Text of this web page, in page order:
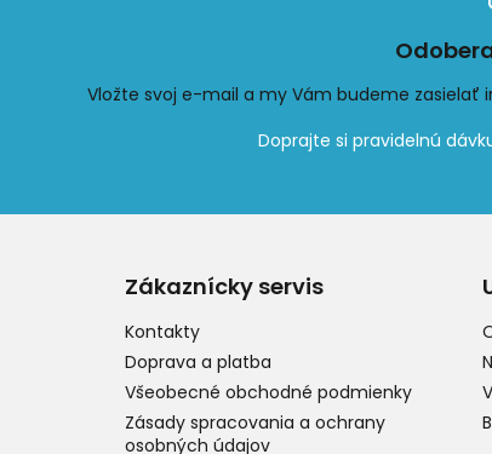
Vložte svoj e-mail a my Vám budeme
Zákaznícky servis
Kontakty
Doprava a platba
Všeobecné obchodné podmienky
Zásady spracovania a ochrany
osobných údajov